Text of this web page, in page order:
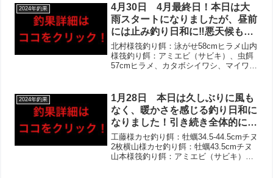
ながらも全体としては大漁でし
た！
へダイ、43cmヒラメ、サバ、アジ林...
2024年釣果
4月30日 4月最終日！本日は大
雨スタートになりましたが、昼前
には止み釣り日和に‼︎悪天候もあ
りお客様少なめでしたが、頑張っ
てくださいました！連日のサビ
キ・泳がせ祭りで、アジ・イワシ
ヌは食いが渋く、バラし複数であ
がらずでした。
北村様筏釣り餌：泳がせ58cmヒラメ山内
様筏釣り餌：アミエビ（サビキ）、虫餌
57cmヒラメ、カタボシイワシ、マイワ
ワシ、マイワシ、アジ久保寺様筏釣り
餌：オキアミ28...
2024年釣果
1月28日 本日は久しぶりに風も
なく、暖かさを感じる釣り日和に
なりました！引き続き全体的には
釣果厳しかったですが、午後から
はサビキもあがりました‼︎14時頃
から突然アジ・サバ・マイワシが
工藤様カセ釣り餌：牡蠣34.5-44.5cmチヌ
2枚横山様カセ釣り餌：牡蠣43.5cmチヌ
山本様筏釣り餌：アミエビ（サビキ）マ